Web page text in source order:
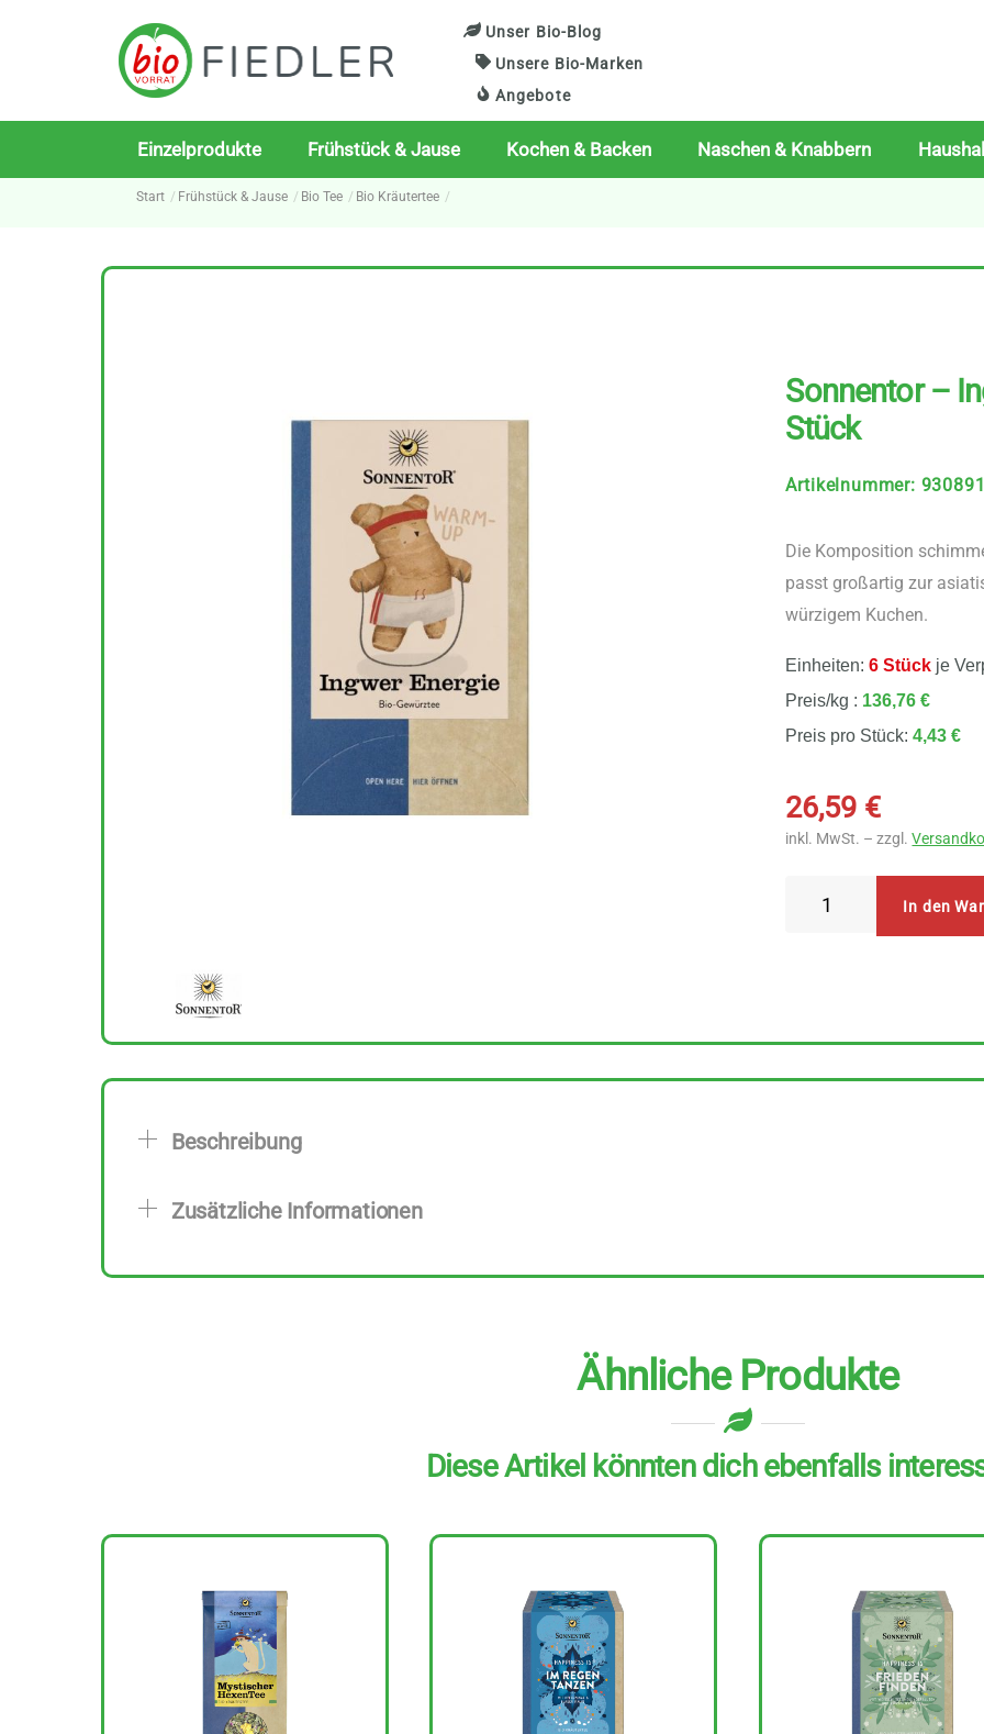
Unser Bio-Blog
Unsere Bio-Marken
Angebote
Einzelprodukte Frühstück & Jause Kochen & Backen Naschen & Knabbern
Start Frühstück & Jause Bio Tee Bio Kräutertee
Sonnentor –
Stück
Artikelnummer:
Die Komposition
passt großartig zur
würzigem Kuchen.
Einheiten:6 Stück je
Preis/kg : 136,76 €
Preis pro Stück:4,43 €
26,59 €
inkl. MwSt. – zzgl.
6
Stück
In den
Beschreibung
Zusätzliche Informationen
Ähnliche Produkte
Diese Artikel könnten dich ebenfalls